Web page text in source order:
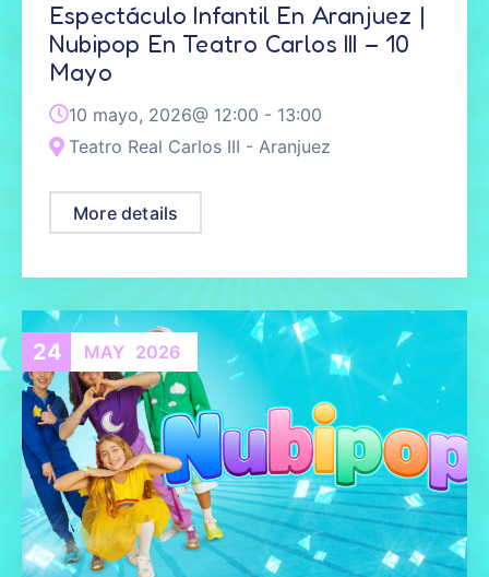
Espectáculo Infantil En Aranjuez |
Nubipop En Teatro Carlos III – 10
Mayo
10 mayo, 2026@ 12:00 - 13:00
Teatro Real Carlos III - Aranjuez
More details
24 MAY 2026